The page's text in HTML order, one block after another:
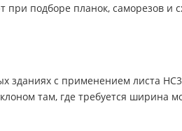
подборе планок, саморезов и
зданиях с применением листа
там, где требуется ширина